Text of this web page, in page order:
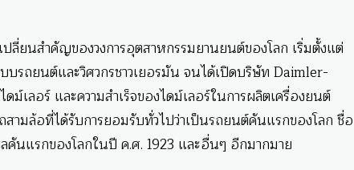
ยนสำคัญของวงการอุตสาหกรรมยานยนต์ของโลก เริ่มตั้งแต่
รถยนต์และวิศวกรชาวเยอรมัน จนได้เปิดบริษัท Daimler-
เลอร์ และความสำเร็จของไดม์เลอร์ในการผลิตเครื่องยนต์
ามล้อที่ได้รับการยอมรับทั่วไปว่าเป็นรถยนต์คันแรกของโลก ชื่อ
นแรกของโลกในปี ค.ศ. 1923 และอื่นๆ อีกมากมาย